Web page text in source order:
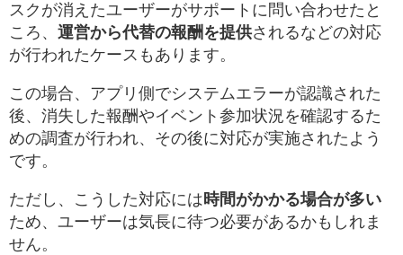
スクが消えたユーザーがサポートに問い合わせたと
ころ、 運営から代替の報酬を提供されるなどの対応
が行われたケースもあります。
この場合、アプリ側でシステムエラーが認識された
後、消失した報酬やイベント参加状況を確認するた
めの調査が行われ、その後に対応が実施されたよう
です。
ただし、こうした対応には時間がかかる場合が多い
ため、ユーザーは気長に待つ必要があるかもしれま
せん。